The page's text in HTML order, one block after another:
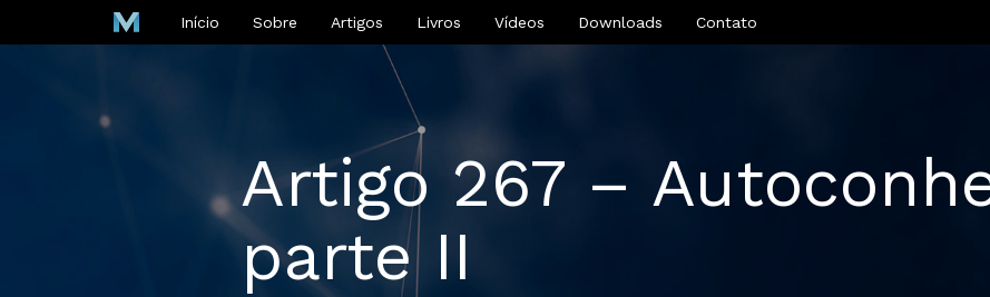
Início Sobre Artigos Livros Vídeos Downloads Contato
Artigo 267 –
parte II